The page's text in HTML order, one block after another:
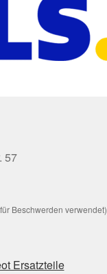
57
Beschwerden verwendet)
Ersatzteile